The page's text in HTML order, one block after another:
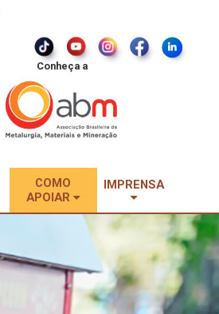
Conheça a
COMO
APOIAR
IMPRENSA